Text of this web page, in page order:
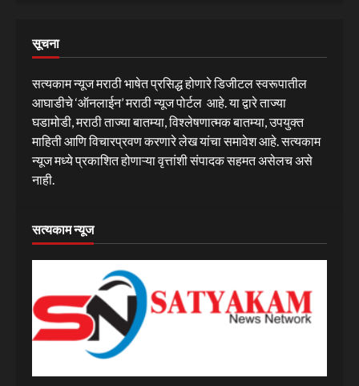
सूचना
सत्यकाम न्यूज मराठी भाषेत प्रसिद्ध होणारे डिजीटल स्वरूपातील
आघाडीचे ‘ऑनलाईन’ मराठी न्यूज पोर्टल आहे. या द्वारे ताज्या
घडामोडी, मराठी ताज्या बातम्या, विश्लेषणात्मक बातम्या, उपयुक्त
माहिती आणि विचारप्रवण करणारे लेख यांचा समावेश आहे. सत्यकाम
न्यूज मध्ये प्रकाशित होणाऱ्या वृत्तांशी संपादक सहमत असेलच असे
नाही.
सत्यकाम न्यूज